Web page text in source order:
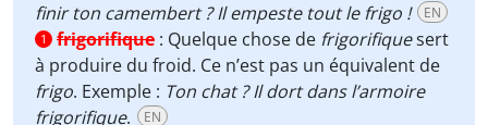
finir ton camembert ? Il empeste tout le frigo !
EN
1 frigorifique : Quelque chose de frigorifiquesert
à produire du froid. Ce n’est pas un équivalent de
frigo. Exemple : Ton chat ? Il dort dans l’armoire
frigorifique. EN